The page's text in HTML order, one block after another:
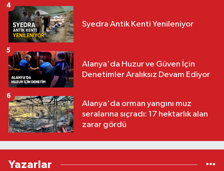
Syedra Antik Kenti Yenileniyor
4
Alanya'da Huzur ve Güven İçin
Denetimler Aralıksız Devam Ediyor
5
Alanya'da orman yangını muz
seralarına sıçradı: 17 hektarlık alan
zarar gördü
6
Yazarlar